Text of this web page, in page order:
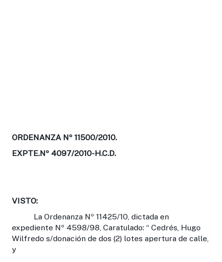
ORDENANZA Nº 11500/2010.
EXPTE.Nº 4097/2010-H.C.D.
VISTO:
La Ordenanza Nº 11425/10, dictada en
expediente Nº 4598/98, Caratulado: “ Cedrés, Hugo
Wilfredo s/donación de dos (2) lotes apertura de calle,
y